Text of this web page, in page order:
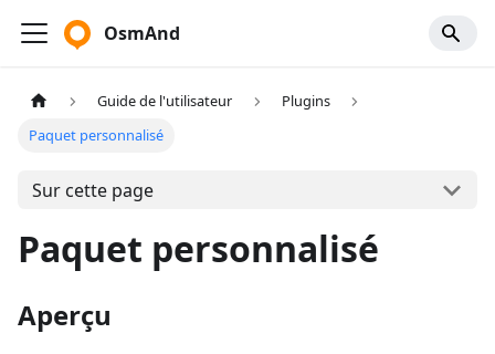
OsmAnd
Guide de l'utilisateur
Plugins
Paquet personnalisé
Sur cette page
Paquet personnalisé
Aperçu